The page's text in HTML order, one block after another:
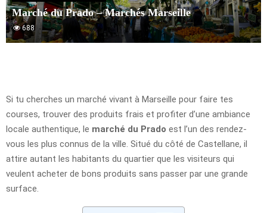
Marché du Prado – Marchés Marseille
688
Si tu cherches un marché vivant à Marseille pour faire tes
courses, trouver des produits frais et profiter d’une ambiance
locale authentique, le marché du Prado est l’un des rendez-
vous les plus connus de la ville. Situé du côté de Castellane, il
attire autant les habitants du quartier que les visiteurs qui
veulent acheter de bons produits sans passer par une grande
surface.